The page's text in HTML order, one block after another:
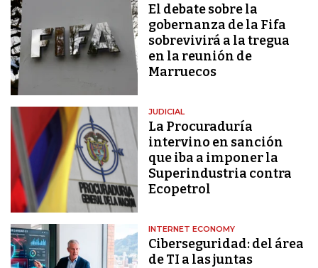
El debate sobre la
gobernanza de la Fifa
sobrevivirá a la tregua
en la reunión de
Marruecos
JUDICIAL
La Procuraduría
intervino en sanción
que iba a imponer la
Superindustria contra
Ecopetrol
INTERNET ECONOMY
Ciberseguridad: del área
de TI a las juntas